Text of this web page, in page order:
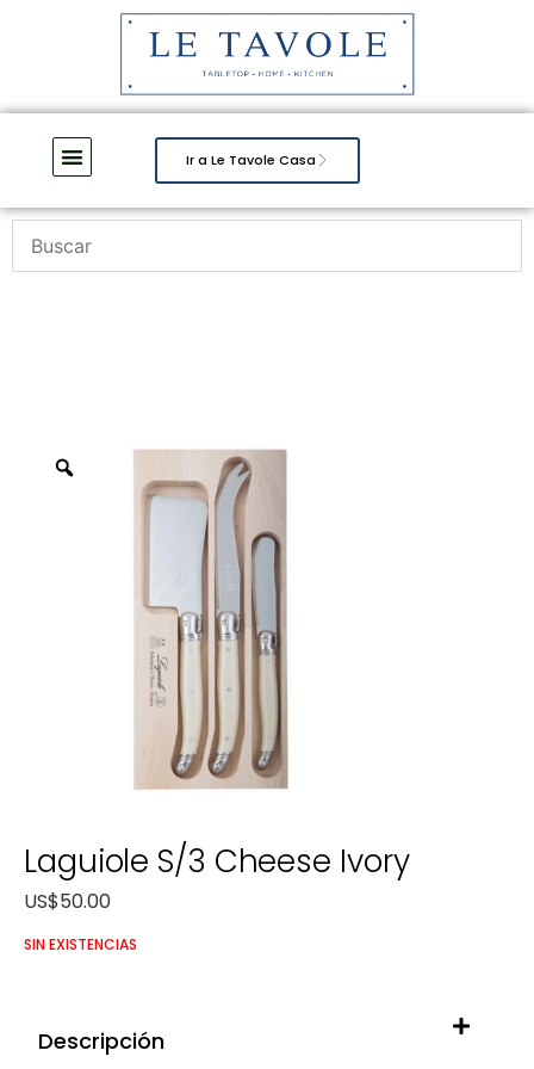
Ir a Le Tavole Casa
Laguiole S/3 Cheese Ivory
US$50.00
SIN EXISTENCIAS
Descripción